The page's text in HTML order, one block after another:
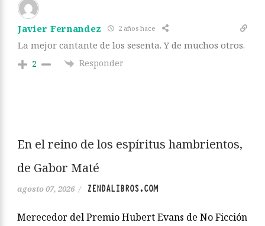
Javier Fernandez 2 años hace
La mejor cantante de los sesenta. Y de muchos otros.
2 Responder
En el reino de los espíritus hambrientos,
de Gabor Maté
agosto 07, 2026 / ZENDALIBROS.COM
Merecedor del Premio Hubert Evans de No Ficción